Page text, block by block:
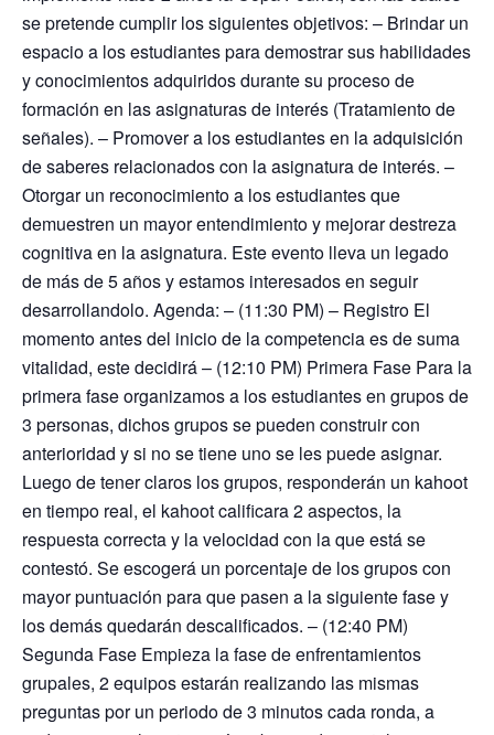
se pretende cumplir los siguientes objetivos: – Brindar un
espacio a los estudiantes para demostrar sus habilidades
y conocimientos adquiridos durante su proceso de
formación en las asignaturas de interés (Tratamiento de
señales). – Promover a los estudiantes en la adquisición
de saberes relacionados con la asignatura de interés. –
Otorgar un reconocimiento a los estudiantes que
demuestren un mayor entendimiento y mejorar destreza
cognitiva en la asignatura. Este evento lleva un legado
de más de 5 años y estamos interesados en seguir
desarrollandolo. Agenda: – (11:30 PM) – Registro El
momento antes del inicio de la competencia es de suma
vitalidad, este decidirá – (12:10 PM) Primera Fase Para la
primera fase organizamos a los estudiantes en grupos de
3 personas, dichos grupos se pueden construir con
anterioridad y si no se tiene uno se les puede asignar.
Luego de tener claros los grupos, responderán un kahoot
en tiempo real, el kahoot calificara 2 aspectos, la
respuesta correcta y la velocidad con la que está se
contestó. Se escogerá un porcentaje de los grupos con
mayor puntuación para que pasen a la siguiente fase y
los demás quedarán descalificados. – (12:40 PM)
Segunda Fase Empieza la fase de enfrentamientos
grupales, 2 equipos estarán realizando las mismas
preguntas por un periodo de 3 minutos cada ronda, a